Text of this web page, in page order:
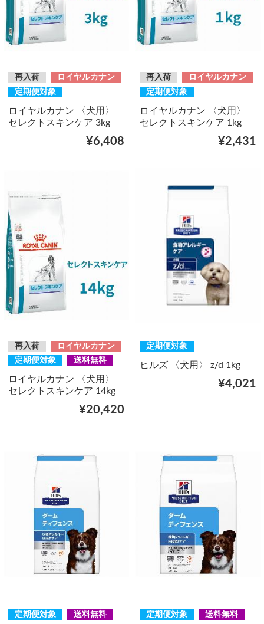
再入荷
ロイヤルカナン
定期便対象
ロイヤルカナン 〈犬用〉
セレクトスキンケア 3kg
¥6,408
再入荷
ロイヤルカナン
定期便対象
ロイヤルカナン 〈犬用〉
セレクトスキンケア 1kg
¥2,431
再入荷
ロイヤルカナン
定期便対象
送料無料
ロイヤルカナン 〈犬用〉
セレクトスキンケア 14kg
¥20,420
定期便対象
ヒルズ 〈犬用〉 z/d 1kg
¥4,021
定期便対象 送料無料 定期便対象 送料無料